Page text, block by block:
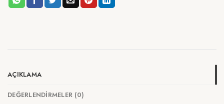
AÇIKLAMA
DEĞERLENDIRMELER (0)